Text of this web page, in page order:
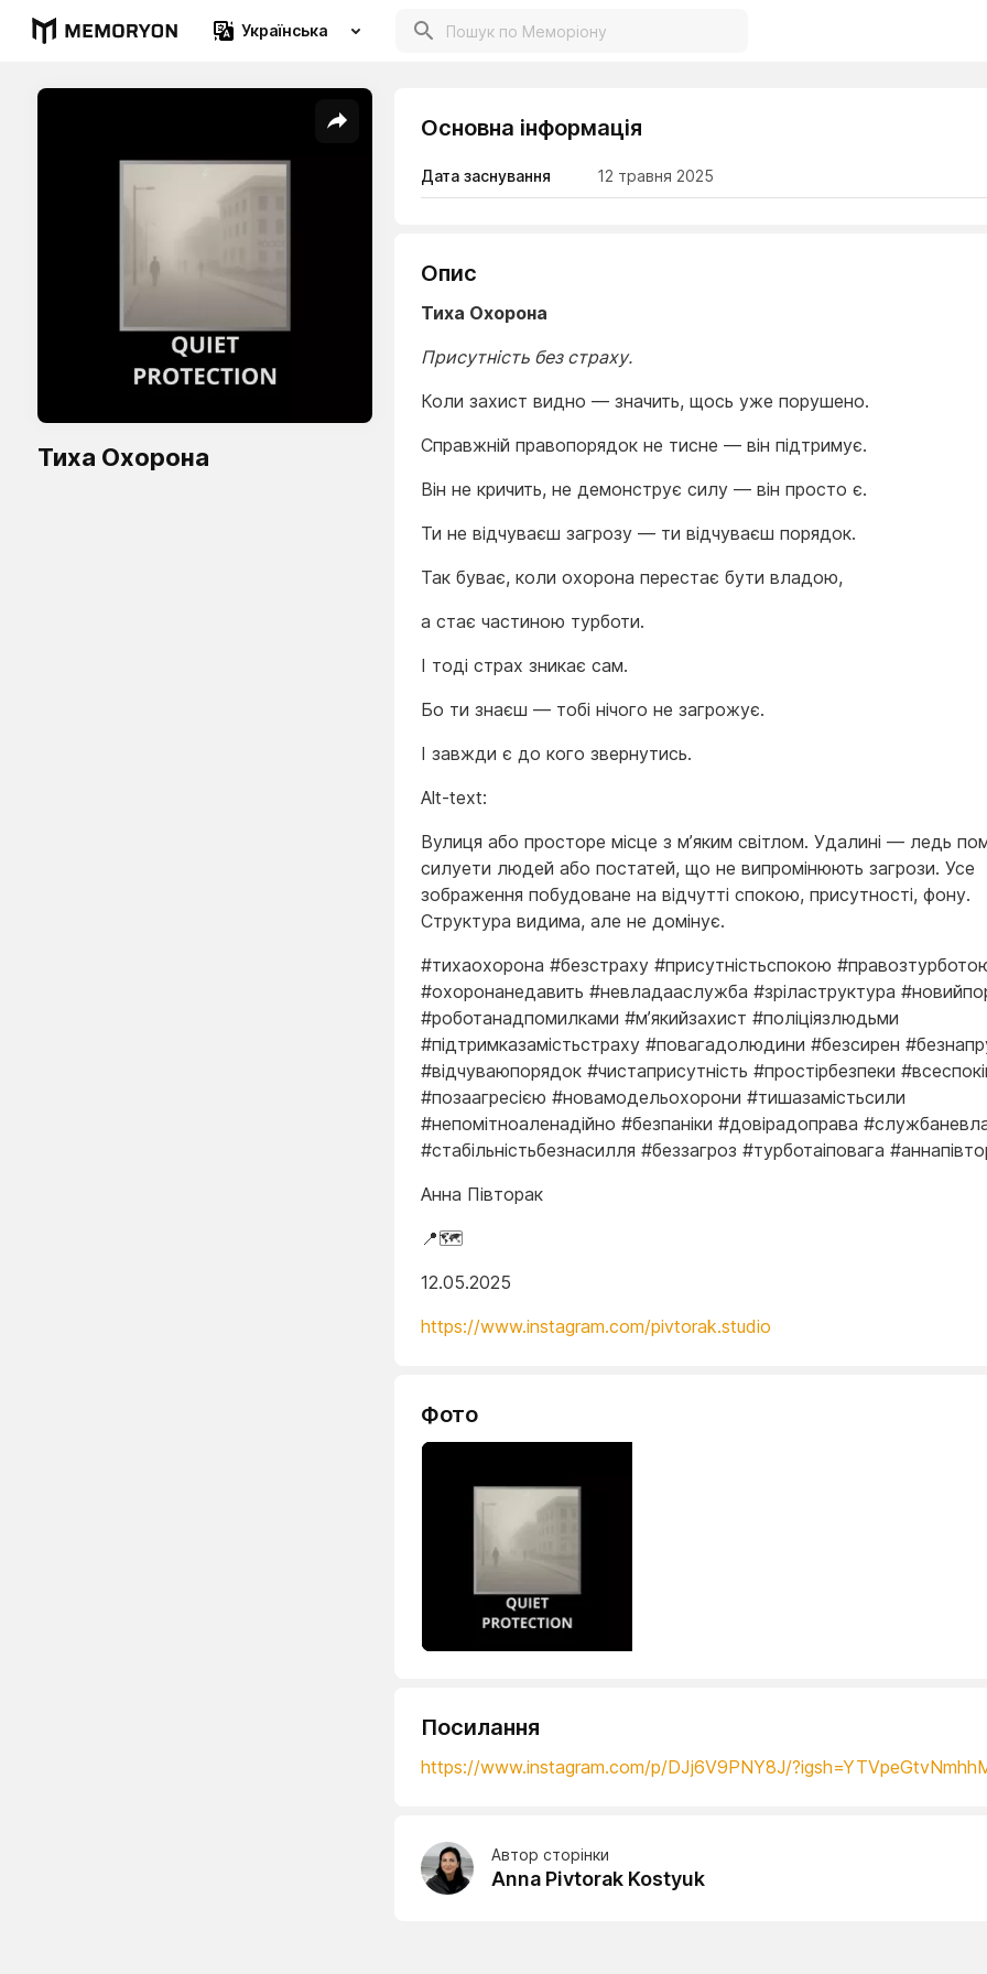
Українська
Тиха Охорона
Основна інформація
Дата заснування 12 травня 2025
Опис
Тиха Охорона
Присутність без страху.
Коли захист видно — значить, щось уже порушено.
Справжній правопорядок не тисне — він підтримує.
Він не кричить, не демонструє силу — він просто є.
Ти не відчуваєш загрозу — ти відчуваєш порядок.
Так буває, коли охорона перестає бути владою,
а стає частиною турботи.
І тоді страх зникає сам.
Бо ти знаєш — тобі нічого не загрожує.
І завжди є до кого звернутись.
Alt-text:
Вулиця або просторе місце з м’яким світлом. Удалині — ледь
силуети людей або постатей, що не випромінюють загрози. Усе
зображення побудоване на відчутті спокою, присутності, фону.
Структура видима, але не домінує.
#тихаохорона #безстраху #присутністьспокою
#охоронанедавить #невладааслужба #зріластруктура
#роботанадпомилками #мʼякийзахист #поліціязлюдьми
#підтримказамістьстраху #повагадолюдини #безсирен
#відчуваюпорядок #чистаприсутність #простірбезпеки
#позаагресією #новамодельохорони #тишазамістьсили
#непомітноаленадійно #безпаніки #довірадоправа
#стабільністьбезнасилля #беззагроз #турботаіповага
Анна Півторак
📍🗺️
12.05.2025
https://www.instagram.com/pivtorak.studio
Фото
Посилання
https://www.instagram.com/p/DJj6V9PNY8J/
Автор сторінки
Anna Pivtorak Kostyuk